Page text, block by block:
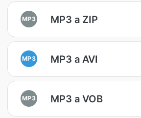
MP3 MP3 a ZIP
MP3 MP3 a AVI
MP3 MP3 a VOB